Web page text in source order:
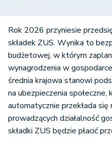
Rok 2026 przyniesie
składek ZUS. Wynika to
budżetowej, w którym
wynagrodzenia w
średnia krajowa stanowi
na ubezpieczenia społeczne,
automatycznie przekłada
prowadzących działalność
składki ZUS będzie płacić